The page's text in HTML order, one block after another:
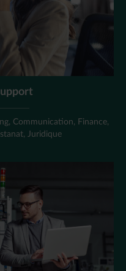
Communication, Finance,
Juridique